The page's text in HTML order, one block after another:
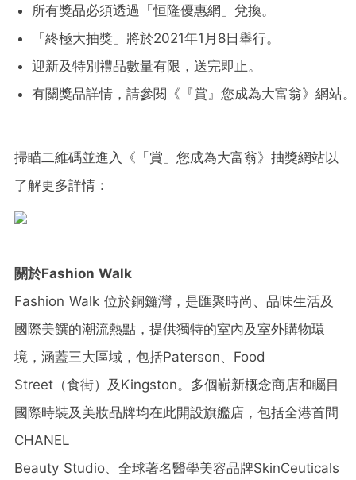
所有獎品必須透過「恒隆優惠網」兌換。
「終極大抽獎」將於2021年1月8日舉行。
迎新及特別禮品數量有限，送完即止。
有關獎品詳情，請參閱《『賞』您成為大富翁》網站。
掃瞄二維碼並進入《「賞」您成為大富翁》抽獎網站以
了解更多詳情：
關於Fashion Walk
Fashion Walk 位於銅鑼灣，是匯聚時尚、品味生活及
國際美饌的潮流熱點，提供獨特的室內及室外購物環
境，涵蓋三大區域，包括Paterson、 Food
Street （食街）及 Kingston。多個嶄新概念商店和矚目
國際時裝及美妝品牌均在此開設旗艦店，包括全港首間
CHANEL
Beauty Studio、全球著名醫學美容品牌SkinCeuticals